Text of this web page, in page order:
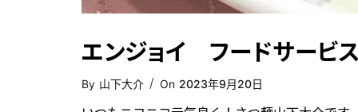
エンジョイ フードサービス
By 山下大介
Posted
On 2023年9月20日